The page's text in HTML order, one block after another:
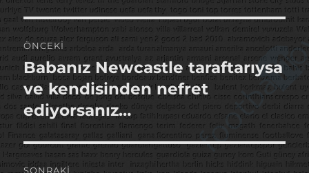
Yazı
gezinmesi
ÖNCEKI
Önceki
yazı:
Babanız Newcastle taraftarıysa
ve kendisinden nefret
ediyorsanız…
SONRAKI